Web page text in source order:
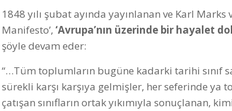
1848 yılı şubat ayında yayınlanan ve Karl
Manifesto’, ‘Avrupa’nın üzerinde bir hayalet
şöyle devam eder:
“…Tüm toplumların bugüne kadarki tarihi sınıf
sürekli karşı karşıya gelmişler, her seferinde
çatışan sınıfların ortak yıkımıyla sonuçlanan,